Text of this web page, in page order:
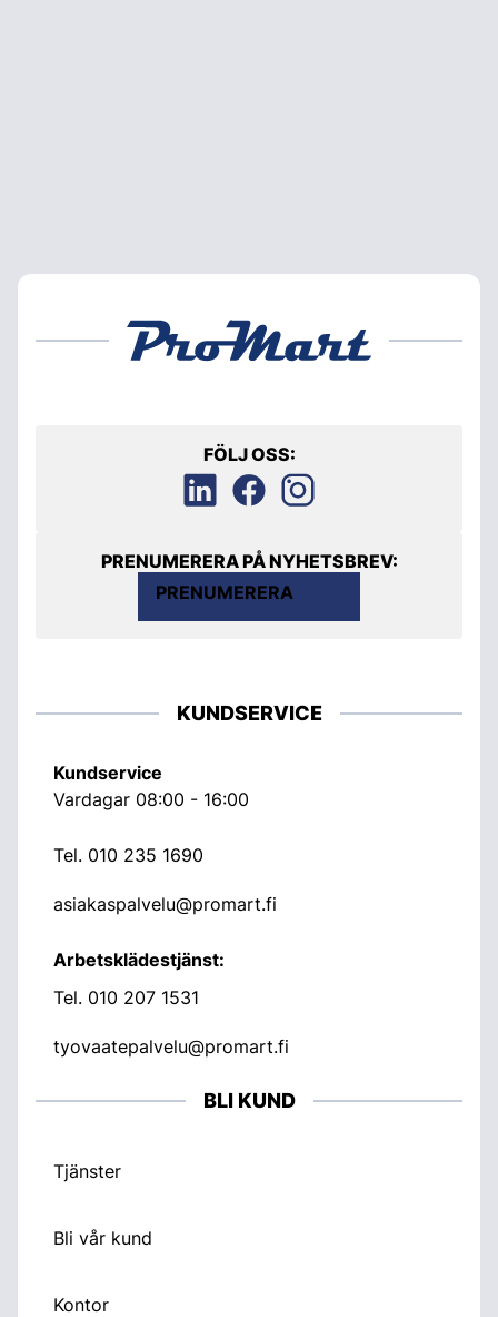
FÖLJ OSS:
PRENUMERERA PÅ NYHETSBREV:
PRENUMERERA
KUNDSERVICE
Kundservice
Vardagar 08:00 - 16:00
Tel. 010 235 1690
asiakaspalvelu@promart.fi
Arbetsklädestjänst:
Tel. 010 207 1531
tyovaatepalvelu@promart.fi
BLI KUND
Tjänster
Bli vår kund
Kontor